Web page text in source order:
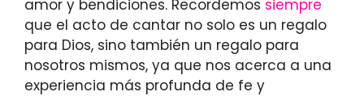
amor y bendiciones. Recordemos siempre
que el acto de cantar no solo es un regalo
para Dios, sino también un regalo para
nosotros mismos, ya que nos acerca a una
experiencia más profunda de fe y